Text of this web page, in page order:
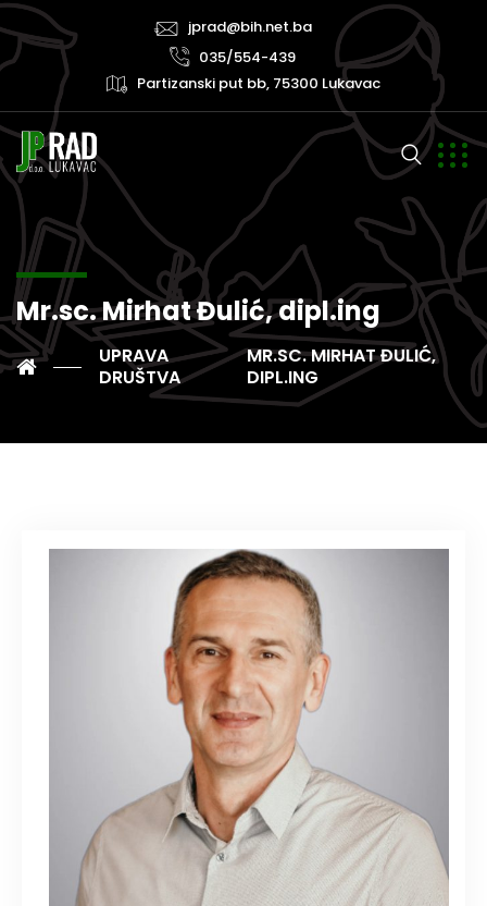
jprad@bih.net.ba
035/554-439
Partizanski put bb, 75300 Lukavac
Mr.sc. Mirhat Đulić, dipl.ing
UPRAVA
DRUŠTVA
MR.SC. MIRHAT ĐULIĆ,
DIPL.ING